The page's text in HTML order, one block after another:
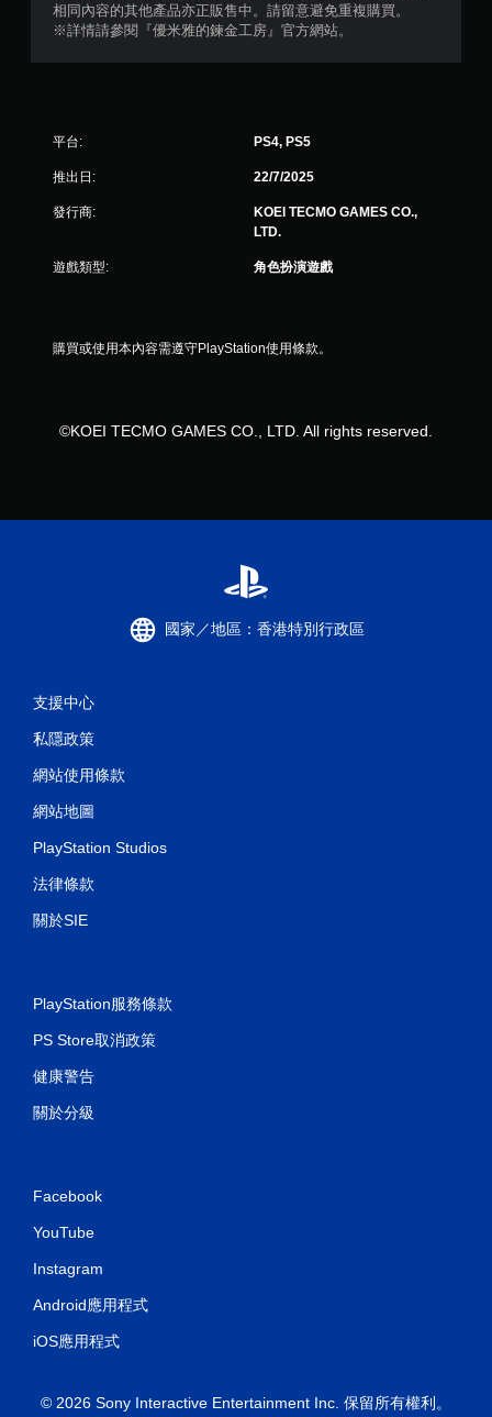
相同內容的其他產品亦正販售中。請留意避免重複購買。
※詳情請參閱『優米雅的鍊金工房』官方網站。
平台: PS4, PS5
推出日: 22/7/2025
發行商:
KOEI TECMO GAMES CO.,
LTD.
遊戲類型: 角色扮演遊戲
購買或使用本內容需遵守PlayStation使用條款。
©KOEI TECMO GAMES CO., LTD. All rights reserved.
國家／地區：香港特別行政區
支援中心
私隱政策
網站使用條款
網站地圖
PlayStation Studios
法律條款
關於SIE
PlayStation服務條款
PS Store取消政策
健康警告
關於分級
Facebook
YouTube
Instagram
Android應用程式
iOS應用程式
© 2026 Sony Interactive Entertainment Inc. 保留所有權利。